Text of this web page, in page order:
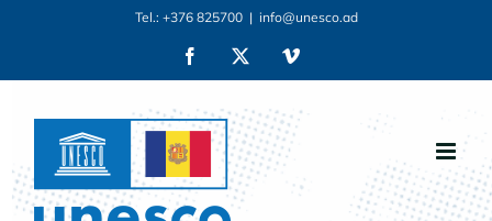
content
Tel.: +376 825700 | info@unesco.ad
Facebook Vimeo